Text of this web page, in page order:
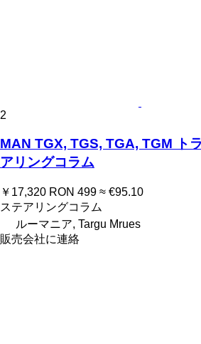
2
MAN TGX, TGS, TGA, TGM ト
アリングコラム
￥17,320 RON 499 ≈ €95.10
ステアリングコラム
ルーマニア, Targu Mrues
販売会社に連絡